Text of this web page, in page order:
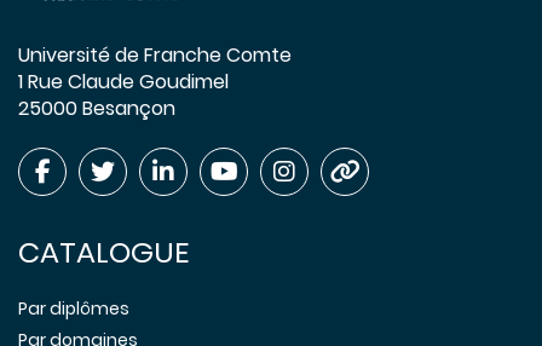
Université de Franche Comte
1 Rue Claude Goudimel
25000 Besançon
CATALOGUE
Par diplômes
Par domaines